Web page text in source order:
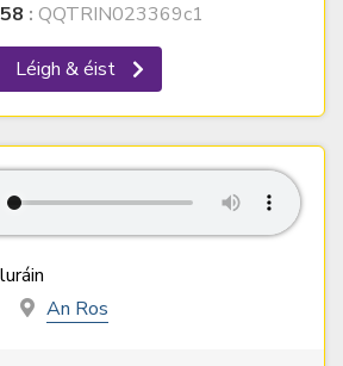
: QQTRIN023369c1
Léigh & éist
An Ros